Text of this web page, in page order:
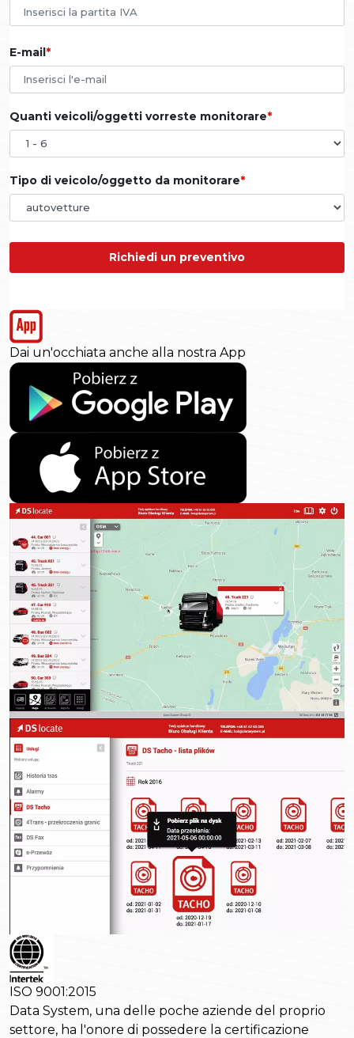
E-mail
Quanti veicoli/oggetti vorreste monitorare
Tipo di veicolo/oggetto da monitorare
Richiedi un preventivo
Dai un'occhiata anche alla nostra App
ISO 9001:2015
Data System, una delle poche aziende del proprio
settore, ha l'onore di possedere la certificazione